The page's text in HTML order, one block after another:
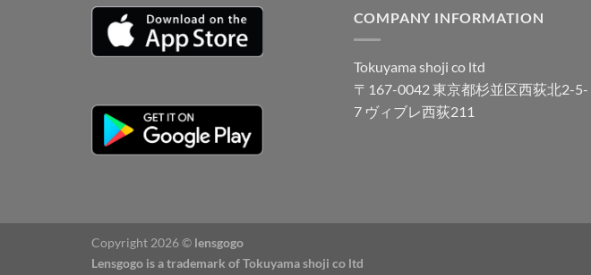
COMPANY INFORMATION
Tokuyama shoji co ltd
〒167-0042 東京都杉並区西荻北2-5-
7 ヴィブレ西荻211
Copyright 2026 © lensgogo
Lensgogo is a trademark of Tokuyama shoji co ltd